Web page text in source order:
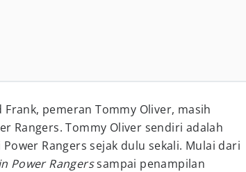
Frank, pemeran Tommy Oliver, masih
Rangers. Tommy Oliver sendiri adalah
Rangers sejak dulu sekali. Mulai dari
Power Rangerssampai penampilan